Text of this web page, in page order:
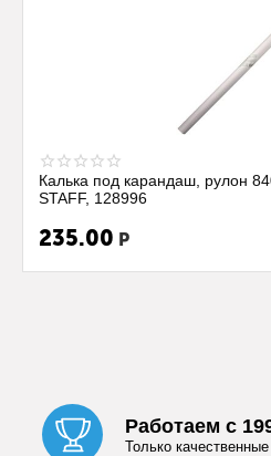
Калька под карандаш, рулон
STAFF, 128996
235.00 Р
Работаем с
Только